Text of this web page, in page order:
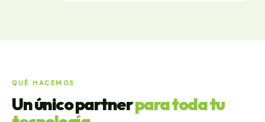
QUÉ HACEMOS
Un único partnerpara toda tu